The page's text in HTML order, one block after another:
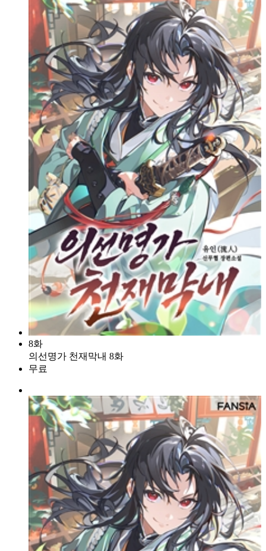
8화
의선명가 천재막내 8화
무료